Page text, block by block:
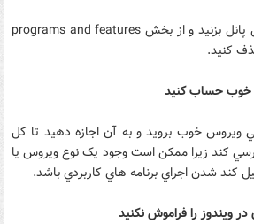
براي اين کار سري به کنترل پانل بزنيد و از بخش programs and features
کنيد.
خوب حساب کنيد
ويروس خوب برويد و به آن اجازه دهيد تا کل
کند زيرا ممکن است وجود يک نوع ويروس يا
کند شدن اجراي برنامه هاي کاربردي باشد.
در ويندوز را فراموش نکنيد